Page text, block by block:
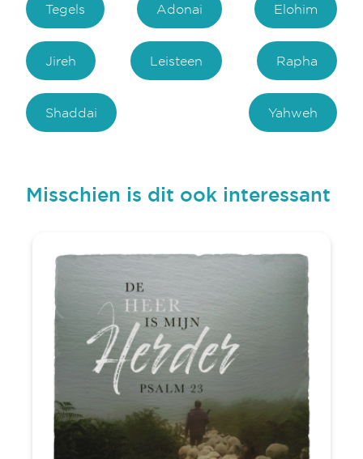
Tegels Adonai Elohim
Jireh Leisteen Rapha
Shaddai Yahweh
Misschien is dit ook interessant